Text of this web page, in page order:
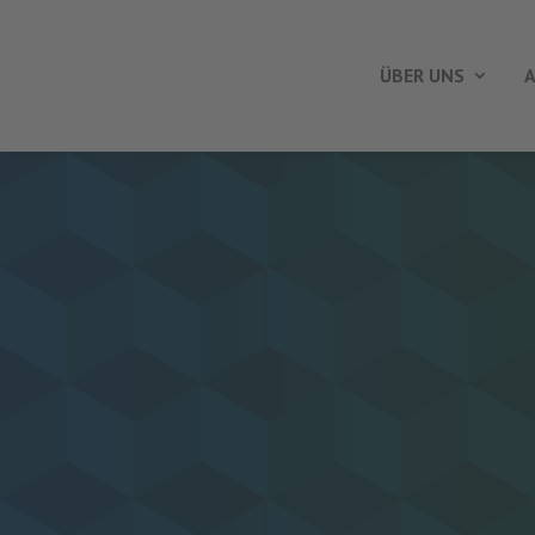
ÜBER UNS